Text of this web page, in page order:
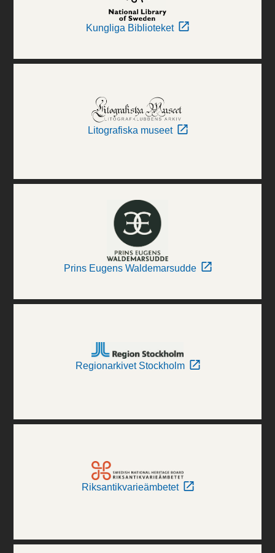
Kungliga Biblioteket
Litografiska museet
Prins Eugens Waldemarsudde
Regionarkivet Stockholm
Riksantikvarieämbetet